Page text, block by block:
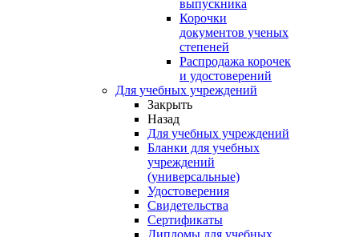
выпускника
Корочки
документов ученых
степеней
Распродажа корочек
и удостоверений
Для учебных учреждений
Закрыть
Назад
Для учебных учреждений
Бланки для учебных
учреждений
(универсальные)
Удостоверения
Свидетельства
Сертификаты
Дипломы для учебных